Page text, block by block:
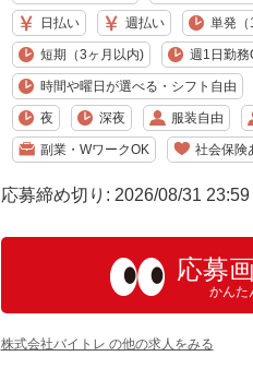
日払い 週払い 単発（
短期（3ヶ月以内) 週1日勤務
時間や曜日が選べる・シフト自由
夜 深夜 服装自由
副業・WワークOK 社会保険
応募締め切り: 2026/08/31 23:59
応募
かんた
株式会社バイトレ の他の求人をみる